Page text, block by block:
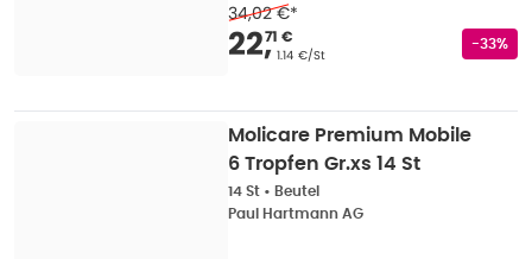
34,02 €*
Verkaufspreis
22,
71 €
Grundpreis
1.14 €/St
-33%
Molicare Premium Mobile
6 Tropfen Gr.xs 14 St
14 St • Beutel
Paul Hartmann AG